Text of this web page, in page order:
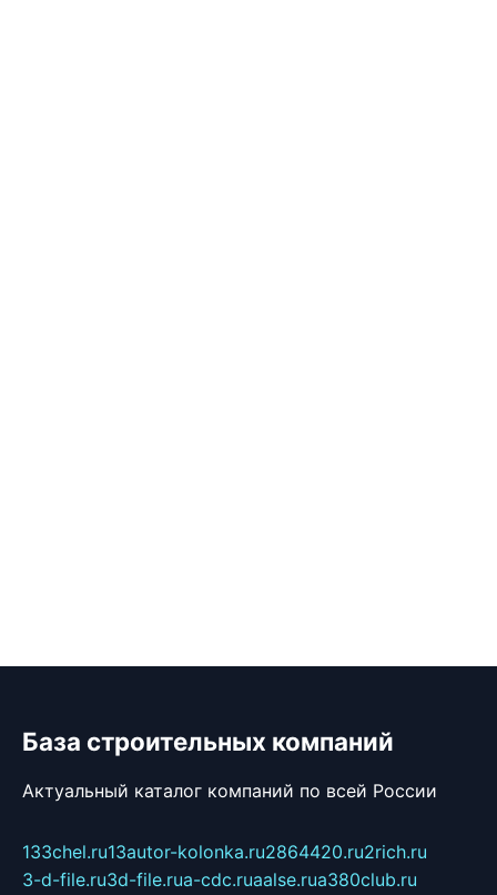
База строительных компаний
Актуальный каталог компаний по всей России
133chel.ru13autor-kolonka.ru2864420.ru2rich.ru
3-d-file.ru3d-file.rua-cdc.ruaalse.rua380club.ru